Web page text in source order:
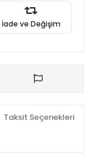
İade ve Değişim
Taksit Seçenekleri